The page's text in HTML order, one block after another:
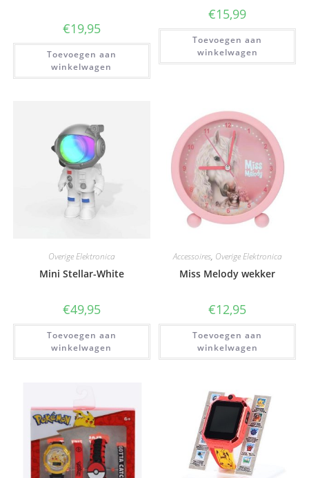
€19,95
Toevoegen aan
winkelwagen
€15,99
Toevoegen aan
winkelwagen
Overige Elektronica
Mini Stellar-White
€49,95
Toevoegen aan
winkelwagen
Accessoires, Overige Elektronica
Miss Melody wekker
€12,95
Toevoegen aan
winkelwagen